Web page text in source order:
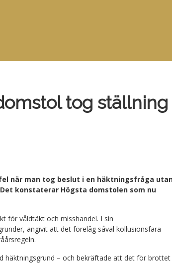
tog ställning
när man tog beslut i en häktningsfråga
Det konstaterar Högsta domstolen som nu
för våldtäkt och misshandel. I sin
angivit att det förelåg såväl kollusionsfara
häktningsgrund – och bekräftade att det för brottet